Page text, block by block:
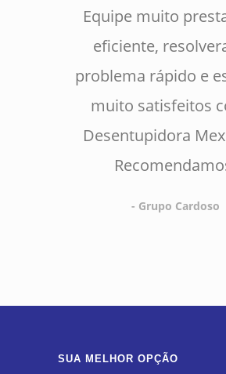
Equipe muito
eficiente,
problema rápido e
muito satisfeitos
Desentupidora
- Grupo Cardoso
SUA MELHOR OPÇÃO